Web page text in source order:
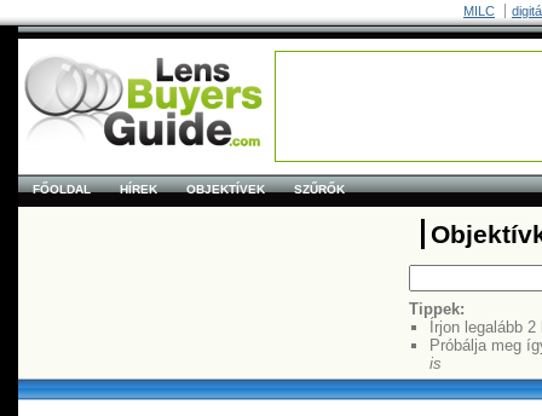
MILC
FŐOLDAL HÍREK OBJEKTÍVEK SZŰRŐK
Tippek:
Írjon legalább
Próbálja meg
is